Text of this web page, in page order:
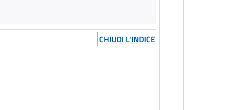
CHIUDI L'INDICE